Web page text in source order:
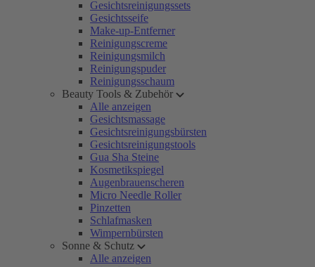
Gesichtsreinigungssets
Gesichtsseife
Make-up-Entferner
Reinigungscreme
Reinigungsmilch
Reinigungspuder
Reinigungsschaum
Beauty Tools & Zubehör
Alle anzeigen
Gesichtsmassage
Gesichtsreinigungsbürsten
Gesichtsreinigungstools
Gua Sha Steine
Kosmetikspiegel
Augenbrauenscheren
Micro Needle Roller
Pinzetten
Schlafmasken
Wimpernbürsten
Sonne & Schutz
Alle anzeigen